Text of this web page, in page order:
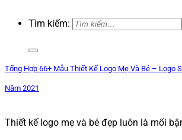
Tìm kiếm:
Tổng Hợp 66+ Mẫu Thiết Kế Logo Mẹ Và Bé – Logo
Năm 2021
Thiết kế logo mẹ và bé đẹp luôn là mối